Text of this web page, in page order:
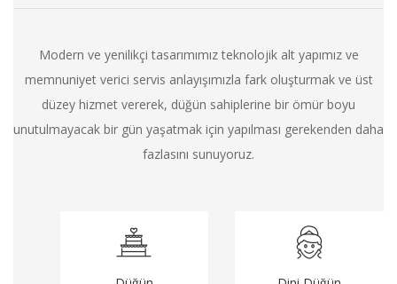
Modern ve yenilikçi tasarımımız teknolojik alt yapımız ve
memnuniyet verici servis anlayışımızla fark oluşturmak ve üst
düzey hizmet vererek, düğün sahiplerine bir ömür boyu
unutulmayacak bir gün yaşatmak için yapılması gerekenden daha
fazlasını sunuyoruz.